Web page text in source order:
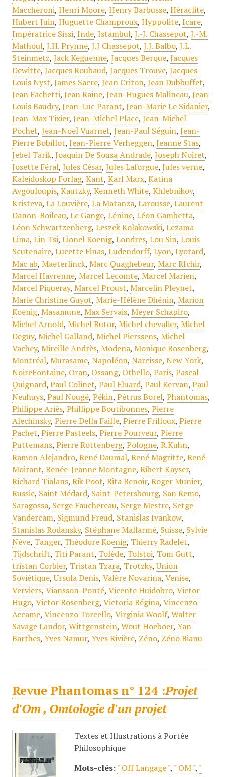
Maccheroni, Henri Moore, Henry Barbusse, Héraclite,
Hubert Juin, Huguette Champroux, Hyppolite, Icare,
Impératrice Sissi, Inde, Istambul, J.-J. Chassepot, J.-M.
Mathoul, J.H. Prynne, J.J Chassepot, J.J. Balbo, J.L.
Steinmetz, Jack Keguenne, Jacques Berque, Jacques
Dewitte, Jacques Roubaud, Jacques Trouve, Jacques-
Louis Nyst, James Sacre, Jean Criton, Jean Dubbuffet,
Jean Fachetti, Jean Raine, Jean-Hugues Malineau, Jean-
Louis Baudry, Jean-Luc Parant, Jean-Marie Le Sidanier,
Jean-Max Tixier, Jean-Michel Place, Jean-Michel
Pochet, Jean-Noel Vuarnet, Jean-Paul Séguin, Jean-
Pierre Bobillot, Jean-Pierre Verheggen, Jeanne Stas,
Jebel Tarik, Joaquin De Sousa Andrade, Joseph Noiret,
Josette Féral, Jules César, Jules Laforgue, Jules verne,
Kalejdoskop Forlag, Kant, Karl Marx, Katina
Avgouloupis, Kautzky, Kenneth White, Khlebnikov,
Kristeva, La Louvière, La Matanza, Larousse, Laurent
Danon-Boileau, Le Gange, Lénine, Léon Gambetta,
Léon Schwartzenberg, Leszek Kolakowski, Lezama
Lima, Lin Tsi, Lionel Koenig, Londres, Lou Sin, Louis
Scutenaire, Lucette Finas, Ludendorff, Lyon, Lyotard,
Mac ab, Maeterlinck, Marc Quaghebeur, Marc RIchir,
Marcel Havrenne, Marcel Lecomte, Marcel Marien,
Marcel Piqueray, Marcel Proust, Marcelin Pleynet,
Marie Christine Guyot, Marie-Hélène Dhénin, Marion
Koenig, Masamune, Max Servais, Meyer Schapiro,
Michel Arnold, Michel Butor, Michel chevalier, Michel
Deguy, Michel Galland, Michel Pierssens, Michel
Vachey, Mireille Andrès, Modena, Monique Rosenberg,
Montréal, Murasame, Napoléon, Narcisse, New York,
NoireFontaine, Oran, Ossang, Othello, Paris, Pascal
Quignard, Paul Colinet, Paul Eluard, Paul Kervan, Paul
Neuhuys, Paul Nougé, Pékin, Pétrus Borel, Phantomas,
Philippe Ariès, Phillippe Boutibonnes, Pierre
Alechinsky, Pierre Della Faille, Pierre Frilloux, Pierre
Pachet, Pierre Pasteels, Pierre Pourveur, Pierre
Puttemans, Pierre Rottenberg, Pologne, R.Kuhn,
Ramon Alejandro, René Daumal, René Magritte, René
Moirant, Renée-Jeanne Montagne, Ribert Kayser,
Richard Tialans, Rik Poot, Rita Renoir, Roger Munier,
Russie, Saint Médard, Saint-Petersbourg, San Remo,
Saragossa, Serge Fauchereau, Serge Mestre, Setge
Vandercam, Sigmund Freud, Stanislas Ivankow,
Stanislas Rodansky, Stéphane Mallarmé, Suisse, Sylvie
Nève, Tanger, Théodore Koenig, Thierry Radelet,
Tijdschrift, Titi Parant, Tolède, Tolstoi, Tom Gutt,
tristan Corbier, Tristan Tzara, Trotzky,Union
Soviétique,Ursula Denis, Valère Novarina, Venise,
Verviers, Viansson-Ponté, Vicente Huidobro, Victor
Hugo, Victor Rosenberg, Victoria Régina, Vincenzo
Accame, Vincenzo Torcello, Virginia Woolf, Walter
Savage Landor, Wittgenstein, Wout Hoeboer, Yan
Barthes, Yves Namur, Yves Rivière, Zéno, Zéno Bianu
Revue Phantomas n° 124 :Projet
d'Om , Omtologie d'un projet
Textes et Illustrations à Portée
Philosophique
Mots-clés: " Off Langage ", " OM ", "